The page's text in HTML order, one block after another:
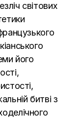
світових
його
битві з